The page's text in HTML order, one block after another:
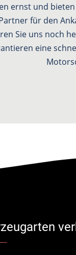
ernst und
für den
Sie uns noch
eine